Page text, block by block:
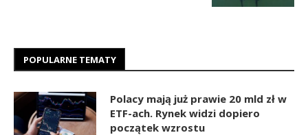
POPULARNE TEMATY
Polacy mają już prawie 20 mld zł w
ETF-ach. Rynek widzi dopiero
początek wzrostu